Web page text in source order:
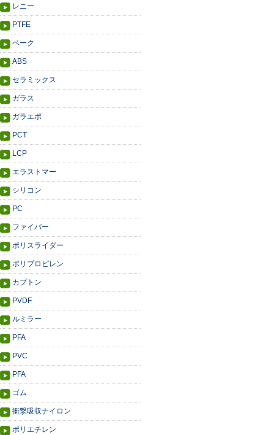
レニー
PTFE
ベーク
ABS
セラミックス
ガラス
ガラエポ
PCT
LCP
エラストマー
シリコン
PC
ファイバー
ポリスライダー
ポリプロピレン
カプトン
PVDF
ルミラー
PFA
PVC
PFA
ゴム
衝撃吸収ナイロン
ポリエチレン